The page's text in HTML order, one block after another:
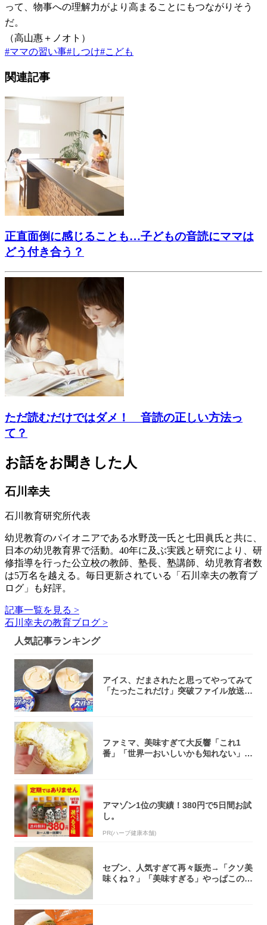
って、物事への理解力がより高まることにもつながりそう
だ。
（高山惠＋ノオト）
#ママの習い事#しつけ#こども
関連記事
正直面倒に感じることも…子どもの音読にママは
どう付き合う？
ただ読むだけではダメ！ 音読の正しい方法っ
て？
お話をお聞きした人
石川幸夫
石川教育研究所代表
幼児教育のパイオニアである水野茂一氏と七田眞氏と共に、
日本の幼児教育界で活動。40年に及ぶ実践と研究により、研
修指導を行った公立校の教師、塾長、塾講師、幼児教育者数
は5万名を越える。毎日更新されている「石川幸夫の教育ブ
ログ」も好評。
記事一覧を見る >
石川幸夫の教育ブログ >
人気記事ランキング
アイス、だまされたと思ってやってみて
「たったこれだけ」突破ファイル放送で
ファミマ、美味すぎて大反響「これ1
番」「世界一おいしいかも知れない」
アマゾン1位の実績！380円で5日間お試
し。
PR(ハーブ健康本舗)
セブン、人気すぎて再々販売→「クソ美
味くね？」「美味すぎる」やっぱこのク